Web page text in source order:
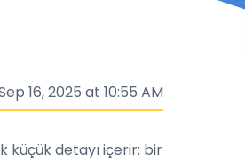
16, 2025 at 10:55 AM
detayı içerir: bir